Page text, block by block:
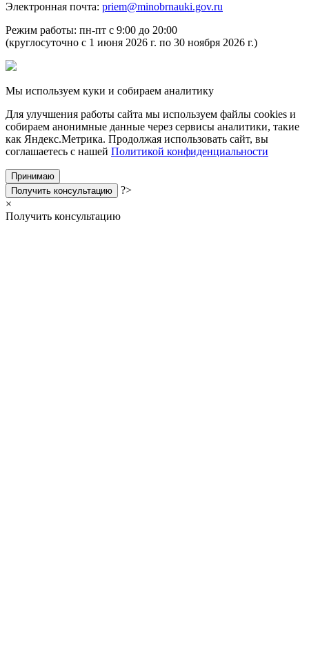
Электронная почта: priem@minobrnauki.gov.ru
Режим работы: пн-пт с 9:00 до 20:00
(круглосуточно с 1 июня 2026 г. по 30 ноября 2026 г.)
Мы используем куки и собираем аналитику
Для улучшения работы сайта мы используем файлы cookies и
собираем анонимные данные через сервисы аналитики, такие
как Яндекс.Метрика. Продолжая использовать сайт, вы
соглашаетесь с нашей Политикой конфиденциальности
Принимаю
Получить консультацию
?>
×
Получить консультацию